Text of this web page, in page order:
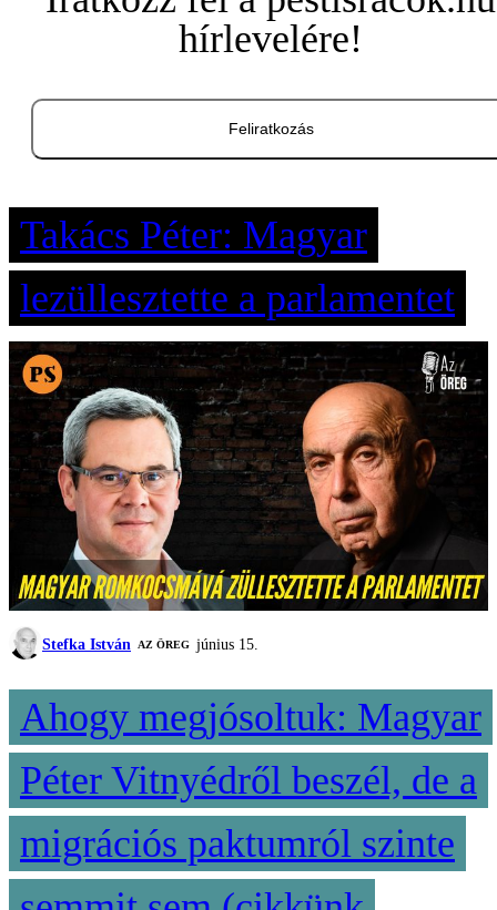
hírlevelére!
Feliratkozás
Takács Péter: Magyar
lezüllesztette a parlamentet
Stefka István AZ ÖREG június 15.
Ahogy megjósoltuk: Magyar
Péter Vitnyédről beszél, de a
migrációs paktumról szinte